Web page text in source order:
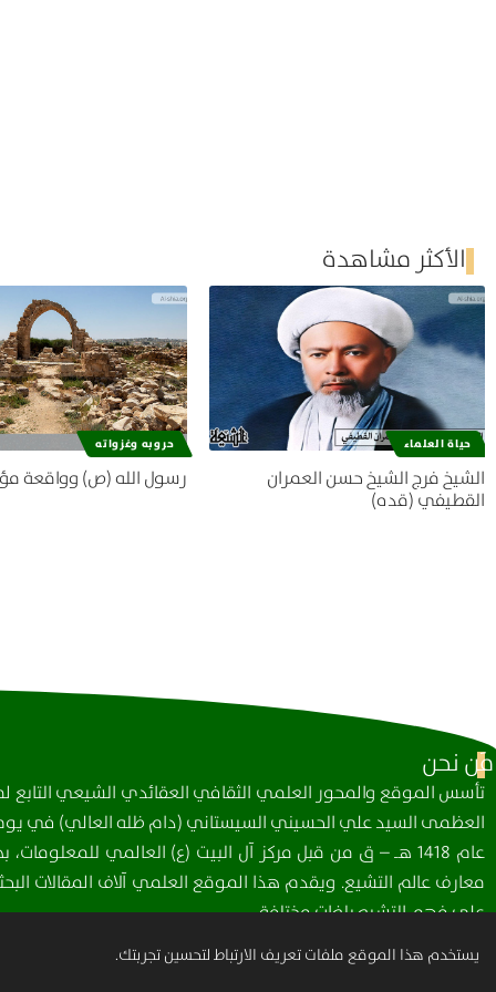
الأكثر مشاهدة
حياة العلماء
الشيخ فرج الشيخ حسن العمران
القطيفي (قده)
حروبه وغزواته
رسول الله (ص) وواقعة
مَن نحن
تأسس الموقع والمحور العلمي الثقافي العقائدي الشيعي التابع
العظمى السيد علي الحسيني السيستاني (دام ظله العالي) في
عام 1418 هـ – ق من قبل مركز آل البيت (ع) العالمي
معارف عالم التشيع. ويقدم هذا الموقع العلمي آلاف المقالات
على فهم التشيع بلغات مختلفة.
يستخدم هذا الموقع ملفات تعريف الارتباط لتحسين تجربتك.